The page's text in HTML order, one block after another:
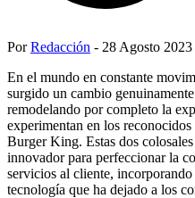
PorRedacción - 28 Agosto 2023
En el mundo en constante
surgido un cambio
remodelando por completo la
experimentan en los
Burger King. Estas dos
innovador para perfeccionar la
servicios al cliente,
tecnología que ha dejado a los